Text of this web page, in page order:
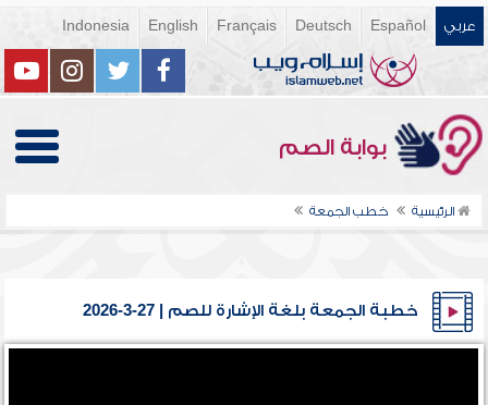
عربي Español
Deutsch
Français
English
Indonesia
بوابة الصم
الرئيسية خطب الجمعة
خطبة الجمعة بلغة الإشارة للصم | 27-3-2026